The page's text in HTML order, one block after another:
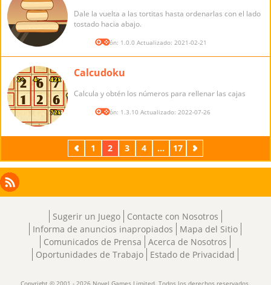
Dale la vuelta a las tortitas hasta ordenarlas con el lado
tostado hacia abajo.
Versión: 1.0.0 Actualizado: 2021-02-21
Calcudoku
Calcula y obtén los números para rellenar las cajas
Versión: 1.3.10 Actualizado: 2022-07-26
Previos
1 2 3 4 ... 17 Próximos
Facebook
Instagram
X
LinkedIn
RSS
Sugerir un Juego
Contacte con Nosotros
Informa de anuncios inapropiados
Mapa del Sitio
Comunicados de Prensa
Acerca de Nosotros
Oportunidades de Trabajo
Estado de Privacidad
Copyright © 2001 - 2026 Novel Games Limited. Todos los derechos reservados.